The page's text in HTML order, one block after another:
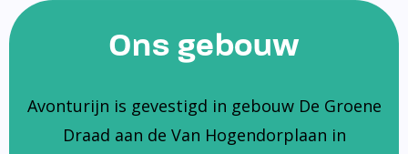
Ons gebouw
Avonturijn is gevestigd in gebouw De Groene
Draad aan de Van Hogendorplaan in